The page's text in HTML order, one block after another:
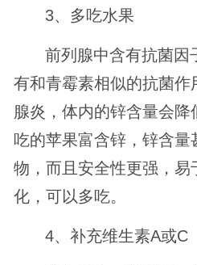
3、多吃水果
前列腺中含有抗菌因
有和青霉素相似的抗菌作
腺炎，体内的锌含量会
吃的苹果富含锌，锌含
物，而且安全性更强，易
化，可以多吃。
4、补充维生素A或C